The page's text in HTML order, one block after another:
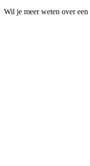
Wil je meer weten over